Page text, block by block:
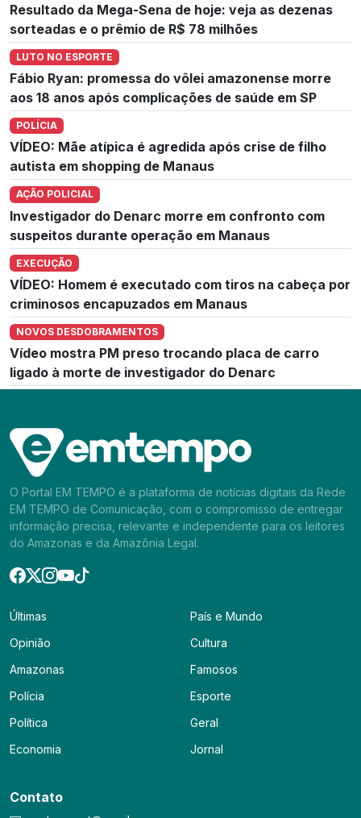
Resultado da Mega-Sena de hoje: veja as dezenas
sorteadas e o prêmio de R$ 78 milhões
LUTO NO ESPORTE
Fábio Ryan: promessa do vôlei amazonense morre
aos 18 anos após complicações de saúde em SP
POLÍCIA
VÍDEO: Mãe atípica é agredida após crise de filho
autista em shopping de Manaus
AÇÃO POLICIAL
Investigador do Denarc morre em confronto com
suspeitos durante operação em Manaus
EXECUÇÃO
VÍDEO: Homem é executado com tiros na cabeça por
criminosos encapuzados em Manaus
NOVOS DESDOBRAMENTOS
Vídeo mostra PM preso trocando placa de carro
ligado à morte de investigador do Denarc
O Portal EM TEMPO é a plataforma de notícias digitais da Rede
EM TEMPO de Comunicação, com o compromisso de entregar
informação precisa, relevante e independente para os leitores
do Amazonas e da Amazônia Legal.
Últimas
Opinião
Amazonas
Polícia
Política
Economia
País e Mundo
Cultura
Famosos
Esporte
Geral
Jornal
Contato